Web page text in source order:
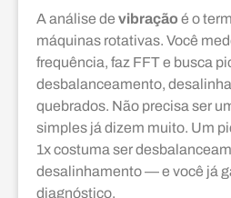
A análise de vibração é o
máquinas rotativas. Você
frequência, faz FFT e busca
desbalanceamento,
quebrados. Não precisa ser
simples já dizem muito. Um
1x costuma ser
desalinhamento — e você já
diagnóstico.